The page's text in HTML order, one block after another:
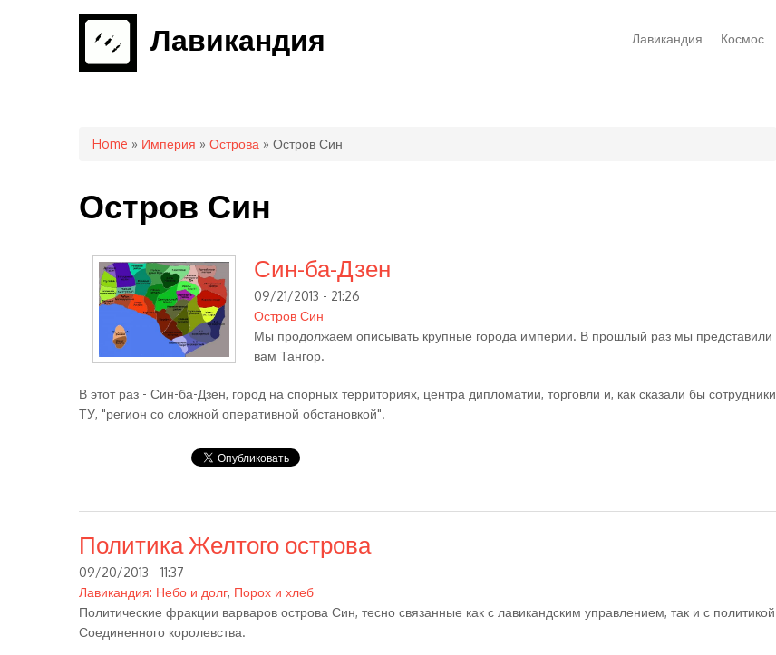
Лавикандия Лавикандия Космос
You are here
Home » Империя » Острова » Остров Син
Остров Син
Син-ба-Дзен
09/21/2013 - 21:26
Остров Син
Мы продолжаем описывать крупные города империи. В прошлый раз мы представили
вам Тангор.
В этот раз - Син-ба-Дзен, город на спорных территориях, центра дипломатии, торговли и, как сказали бы сотрудники
ТУ, "регион со сложной оперативной обстановкой".
Политика Желтого острова
09/20/2013 - 11:37
Лавикандия: Небо и долг, Порох и хлеб
Политические фракции варваров острова Син, тесно связанные как с лавикандским управлением, так и с политикой
Соединенного королевства.